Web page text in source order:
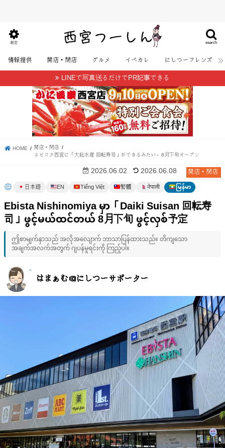
search
設定
情報提供 開店・閉店 グルメ イベカレ にしつーフレンズ
LINEで写真送るだけでPR記事できる
HOME 開店・閉店
エビスタ西宮に「大起水産 回転寿司」ができるみたい。8月下旬オープン
開店・閉店
2026.06.02 2026.06.08
日本語 EN Tiếng Việt 繁體 नेपाली မြန်မာ
Ebista Nishinomiya မှာ「Daiki Suisan 回転寿
司」ဖွင့်မယ်ထင်တယ် 8月下旬 ဖွင့်လှစ်予定
ဤစာမျက်နှာသည် အလိုအလျောက် ဘာသာပြန်ထားသည်။ တိကျသော
အချက်အလက်အတွက် ဂျပန်မူရင်းကို ကြည့်ပါ။
はまぁむ＠にしつーサポーター